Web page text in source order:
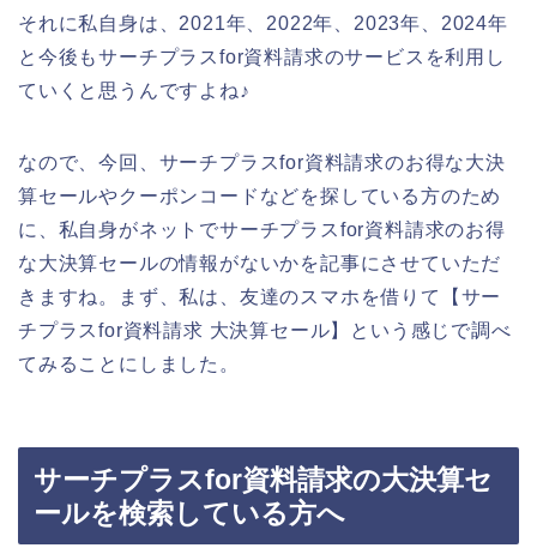
それに私自身は、2021年、2022年、2023年、2024年
と今後もサーチプラスfor資料請求のサービスを利用し
ていくと思うんですよね♪
なので、今回、サーチプラスfor資料請求のお得な大決
算セールやクーポンコードなどを探している方のため
に、私自身がネットでサーチプラスfor資料請求のお得
な大決算セールの情報がないかを記事にさせていただ
きますね。まず、私は、友達のスマホを借りて【サー
チプラスfor資料請求 大決算セール】という感じで調べ
てみることにしました。
サーチプラスfor資料請求の大決算セ
ールを検索している方へ